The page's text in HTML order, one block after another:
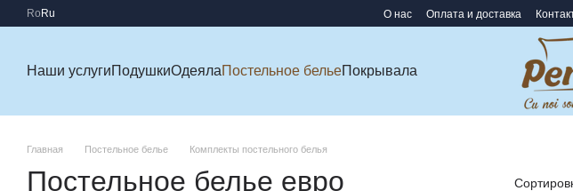
Перейти к основному контенту
Ro Ru О нас Оплата и доставка
Наши услугиПодушкиОдеялаПостельное бельеПокрывала
Главная Постельное белье Комплекты постельного белья
Постельное белье евро